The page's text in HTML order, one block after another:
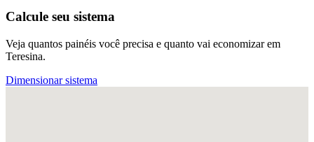
Calcule seu sistema
Veja quantos painéis você precisa e quanto vai economizar em
Teresina.
Dimensionar sistema